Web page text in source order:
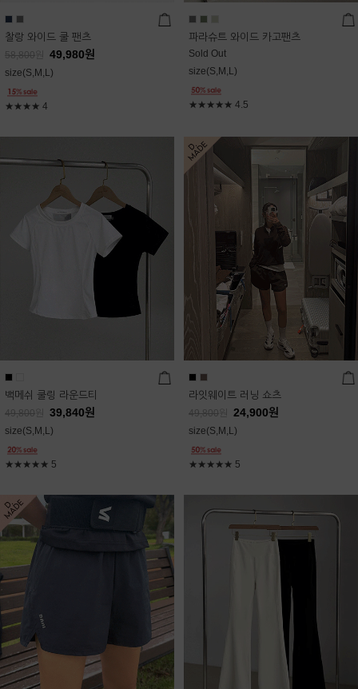
찰랑 와이드 쿨 팬츠
58,800 49,980원
size(S,M,L)
★★★★ 4
파라슈트 와이드 카고팬츠
Sold Out
size(S,M,L)
★★★★★ 4.5
백메쉬 쿨링 라운드티
49,800 39,840원
size(S,M,L)
★★★★★ 5
라잇웨이트 러닝 쇼츠
49,800 24,900원
size(S,M,L)
★★★★★ 5